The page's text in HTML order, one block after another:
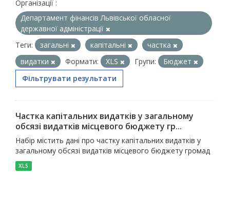
Організації :
Департамент фінансів Львівської обласної
державної адміністрації
Теги:
загальні капітальні
частка
видатки
Формати: XLS Групи:
Бюджет
Фільтрувати результати
Частка капітальних видатків у загальному
обсязі видатків місцевого бюджету гр...
Набір містить дані про частку капітальних видатків у
загальному обсязі видатків місцевого бюджету громад
XLS